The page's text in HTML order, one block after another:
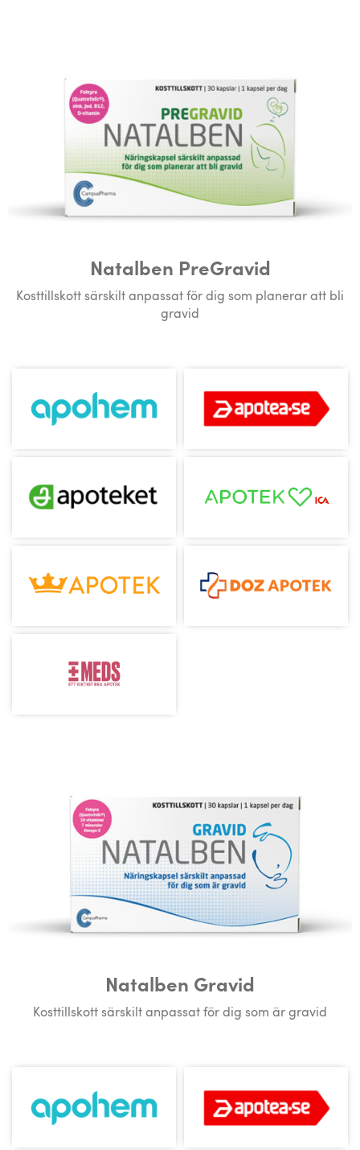
Natalben PreGravid
Kosttillskott särskilt anpassat för dig som planerar att bli
gravid
Natalben Gravid
Kosttillskott särskilt anpassat för dig som är gravid